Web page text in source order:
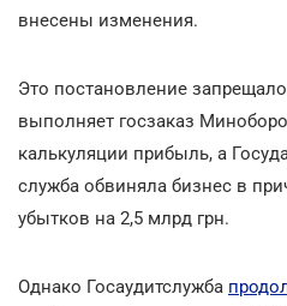
внесены изменения.
Это постановление
выполняет госзаказ
калькуляции прибыль, а
служба обвиняла бизнес в
убытков на 2,5 млрд грн.
Однако Госаудитслужба